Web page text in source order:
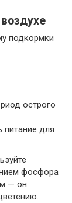
подкормки
острого
питание для
фосфора
— он